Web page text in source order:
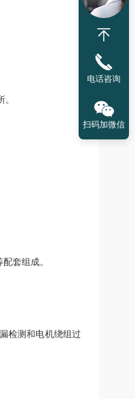
套组成。
检测和电机绕组过
电话咨询
扫码加微信